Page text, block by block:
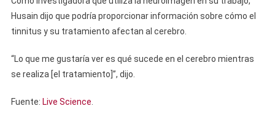
Husain dijo que podría proporcionar información sobre cómo el
tinnitus y su tratamiento afectan al cerebro.
“Lo que me gustaría ver es qué sucede en el cerebro mientras
se realiza [el tratamiento]”, dijo.
Fuente: Live Science